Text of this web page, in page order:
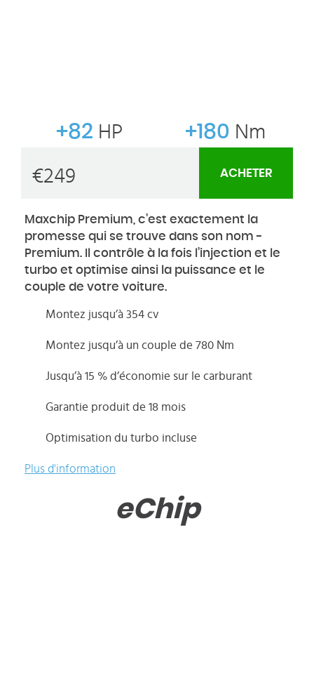
+82 HP +180 Nm
€249 ACHETER
Maxchip Premium, c’est exactement la
promesse qui se trouve dans son nom -
Premium. Il contrôle à la fois l’injection et le
turbo et optimise ainsi la puissance et le
couple de votre voiture.
Montez jusqu’à 354 cv
Montez jusqu’à un couple de 780 Nm
Jusqu’à 15 % d’économie sur le carburant
Garantie produit de 18 mois
Optimisation du turbo incluse
Plus d'information
eChip